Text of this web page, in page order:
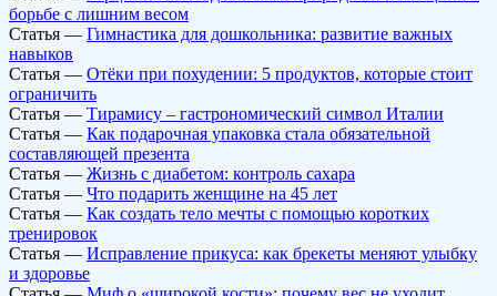
борьбе с лишним весом
Статья — Гимнастика для дошкольника: развитие важных
навыков
Статья — Отёки при похудении: 5 продуктов, которые стоит
ограничить
Статья — Тирамису – гастрономический символ Италии
Статья — Как подарочная упаковка стала обязательной
составляющей презента
Статья — Жизнь с диабетом: контроль сахара
Статья — Что подарить женщине на 45 лет
Статья — Как создать тело мечты с помощью коротких
тренировок
Статья — Исправление прикуса: как брекеты меняют улыбку
и здоровье